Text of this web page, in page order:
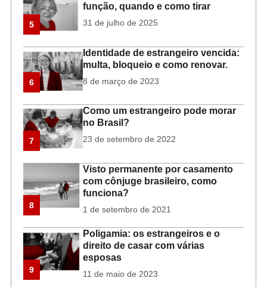
5
função, quando e como tirar
31 de julho de 2025
6
Identidade de estrangeiro vencida:
multa, bloqueio e como renovar.
8 de março de 2023
7
Como um estrangeiro pode morar
no Brasil?
23 de setembro de 2022
8
Visto permanente por casamento
com cônjuge brasileiro, como
funciona?
1 de setembro de 2021
9
Poligamia: os estrangeiros e o
direito de casar com várias
esposas
11 de maio de 2023